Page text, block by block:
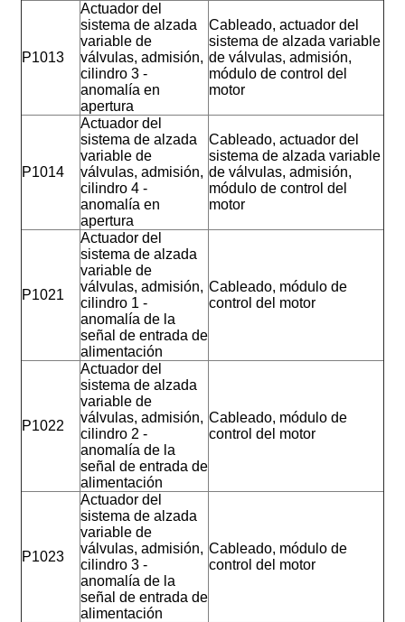
P1013
Actuador del
sistema de alzada
variable de
válvulas, admisión,
cilindro 3 -
anomalía en
apertura
Cableado, actuador del
sistema de alzada variable
de válvulas, admisión,
módulo de control del
motor
P1014
Actuador del
sistema de alzada
variable de
válvulas, admisión,
cilindro 4 -
anomalía en
apertura
Cableado, actuador del
sistema de alzada variable
de válvulas, admisión,
módulo de control del
motor
P1021
Actuador del
sistema de alzada
variable de
válvulas, admisión,
cilindro 1 -
anomalía de la
señal de entrada de
alimentación
Cableado, módulo de
control del motor
P1022
Actuador del
sistema de alzada
variable de
válvulas, admisión,
cilindro 2 -
anomalía de la
señal de entrada de
alimentación
Cableado, módulo de
control del motor
P1023
Actuador del
sistema de alzada
variable de
válvulas, admisión,
cilindro 3 -
anomalía de la
señal de entrada de
alimentación
Cableado, módulo de
control del motor